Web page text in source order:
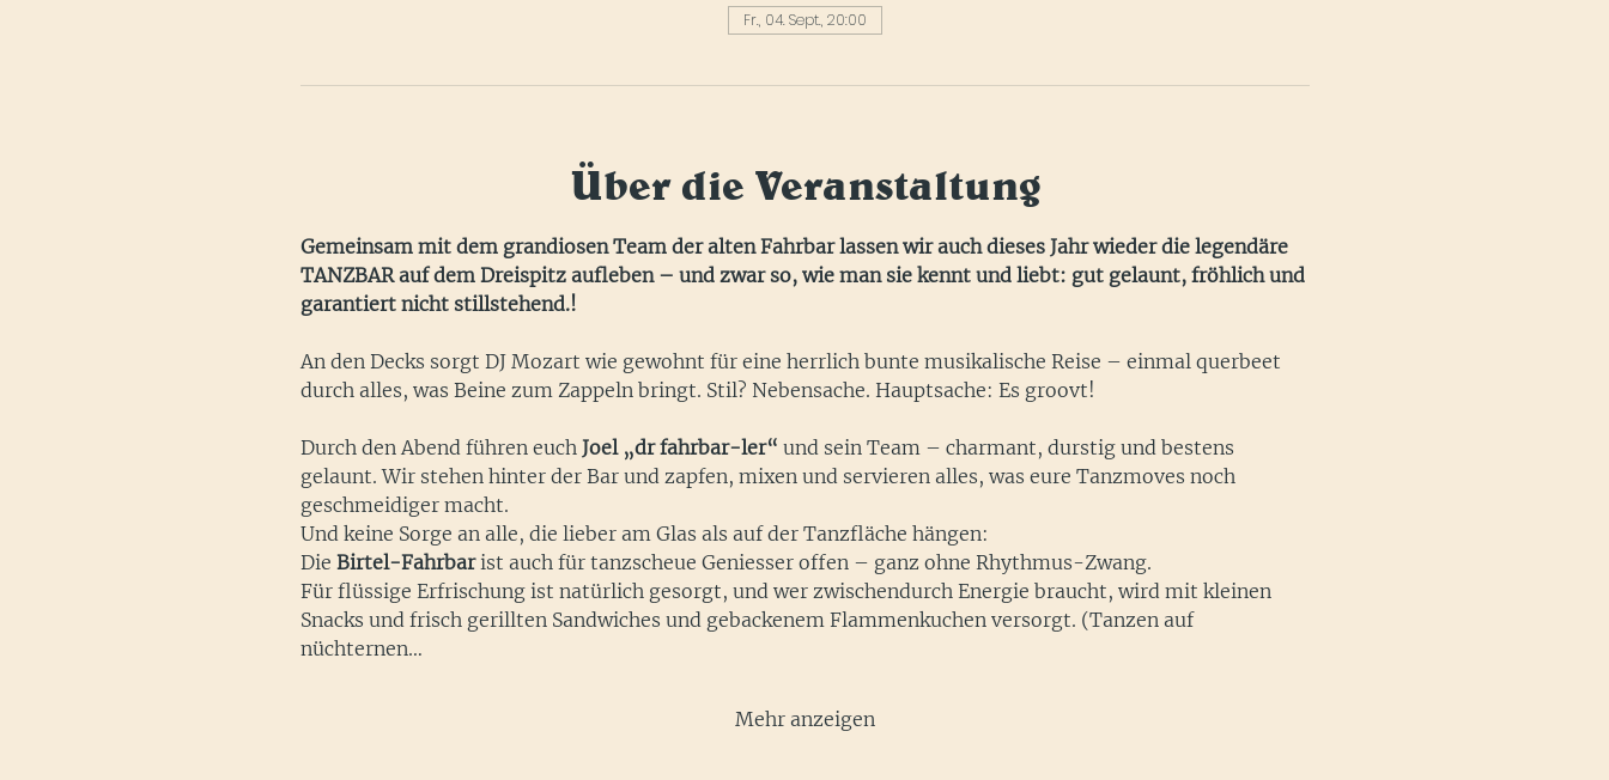
Fr., 04. Sept., 20:00
Über die Veranstaltung
Gemeinsam mit dem grandiosen Team der alten Fahrbar lassen wir auch dieses Jahr wieder die legendäre
TANZBAR auf dem Dreispitz aufleben – und zwar so, wie man sie kennt und liebt: gut gelaunt, fröhlich und
garantiert nicht stillstehend.!
An den Decks sorgt DJ Mozart wie gewohnt für eine herrlich bunte musikalische Reise – einmal querbeet
durch alles, was Beine zum Zappeln bringt. Stil? Nebensache. Hauptsache: Es groovt!
Durch den Abend führen euch Joel „dr fahrbar-ler“ und sein Team – charmant, durstig und bestens
gelaunt. Wir stehen hinter der Bar und zapfen, mixen und servieren alles, was eure Tanzmoves noch
geschmeidiger macht.
Und keine Sorge an alle, die lieber am Glas als auf der Tanzfläche hängen:
Die Birtel-Fahrbar ist auch für tanzscheue Geniesser offen – ganz ohne Rhythmus-Zwang.
Für flüssige Erfrischung ist natürlich gesorgt, und wer zwischendurch Energie braucht, wird mit kleinen
Snacks und frisch gerillten Sandwiches und gebackenem Flammenkuchen versorgt. (Tanzen auf
nüchternen…
Mehr anzeigen